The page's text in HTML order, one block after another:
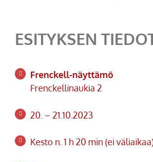
ESITYKSEN
Frenckell-näyttämö
Frenckellinaukia 2
20. – 21.10.2023
Kesto n. 1 h 20 min (ei